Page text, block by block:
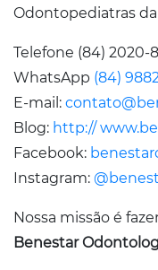
Odontopediatras
Telefone (84) 2020-
WhatsApp (84)
E-mail:
Blog: http://
Facebook:
Instagram:
Nossa missão é
Benestar